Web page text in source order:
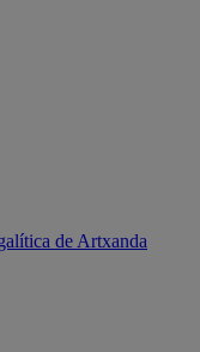
de Artxanda